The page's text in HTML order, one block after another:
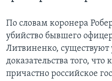
По словам коронера
убийство бывшего
Литвиненко, существуют
доказательства того,
причастно российское